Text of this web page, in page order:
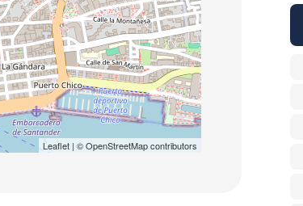
Leaflet| ©OpenStreetMapcontributors